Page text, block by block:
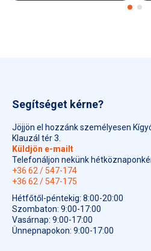
Segítséget kérne?
Jöjjön el hozzánk személyesen
Klauzál tér 3.
Küldjön e-mailt
Telefonáljon nekünk
+36 62 / 547-174
+36 62 / 547-175
Hétfőtől-péntekig: 8:00-20:00
Szombaton: 9:00-17:00
Vasárnap: 9:00-17:00
Ünnepnapokon: 9:00-17:00